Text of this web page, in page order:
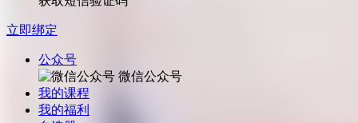
立即绑定
公众号
微信公众号
我的课程
我的福利